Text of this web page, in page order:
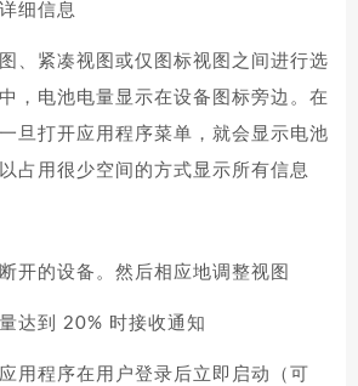
细信息
、紧凑视图或仅图标视图之间进行选
，电池电量显示在设备图标旁边。在
旦打开应用程序菜单，就会显示电池
占用很少空间的方式显示所有信息
开的设备。然后相应地调整视图
达到 20% 时接收通知
用程序在用户登录后立即启动（可